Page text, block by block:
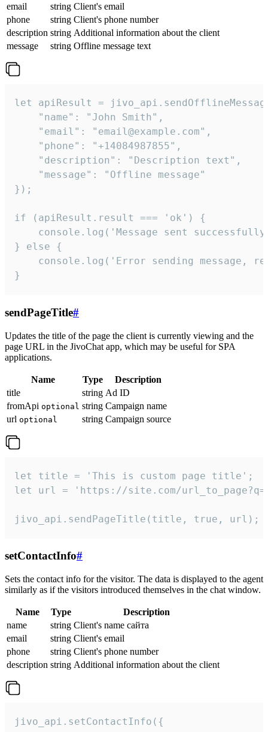
email
string Client's email
phone
string Client's phone number
description string Additional information about the client
message
string Offline message text
let apiResult =
    "name": "John Smith",
    "email": "email@example.com",
    "phone": "+14084987855",
    "description": "Description text",
    "message": "Offline message"
});
if (apiResult.result === 'ok') {
console.log('Message sent
} else {
console.log('Error sending message,
}
sendPageTitle#
Updates the title of the page the client is currently viewing and the
page URL in the JivoChat app, which may be useful for SPA
applications.
Name Type
Description
title
string Ad ID
fromApi optional string Campaign name
url optional string Campaign source
let title = 'This is custom page title';
let url = 'https://site.com/
jivo_api.sendPageTitle(title, true, url);
setContactInfo#
Sets the contact info for the visitor. The data is displayed to the agent
similarly as if the visitors introduced themselves in the chat window.
Name Type
Description
name
string Client's name сайта
email
string Client's email
phone
string Client's phone number
description string Additional information about the client
jivo_api.setContactInfo({